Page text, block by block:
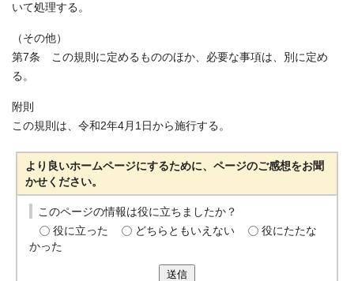
いて処理する。
（その他）
第7条 この規則に定めるもののほか、必要な事項は、別に定め
る。
附則
この規則は、令和2年4月1日から施行する。
より良いホームページにするために、ページのご感想をお聞
かせください。
このページの情報は役に立ちましたか？
役に立った
どちらともいえない
役にたたな
かった
送信